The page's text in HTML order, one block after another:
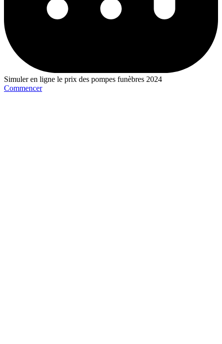
Simuler en ligne le prix des pompes funèbres 2024
Commencer